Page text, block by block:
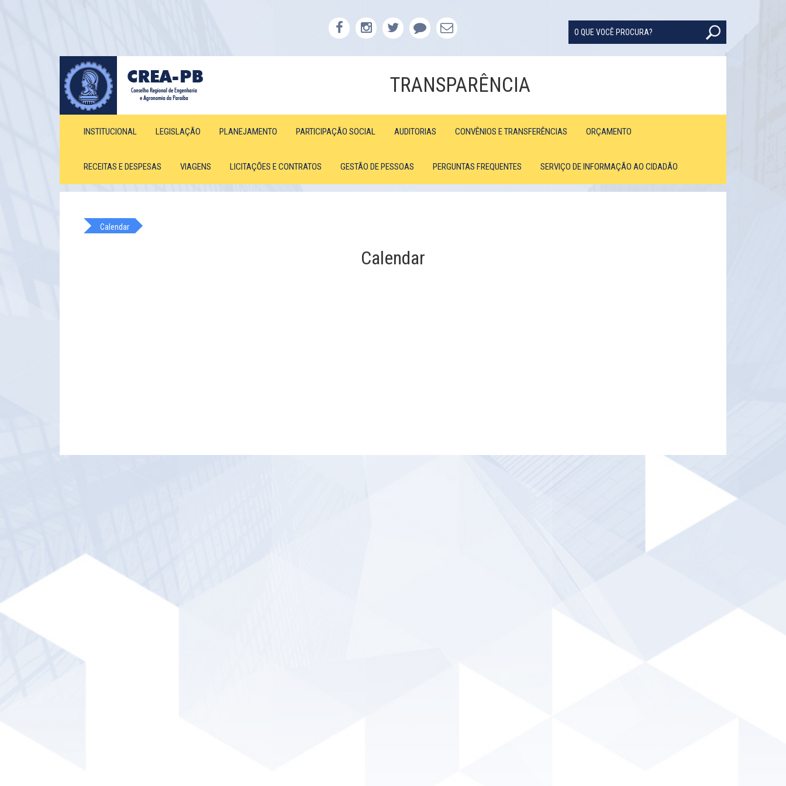
TRANSPARÊNCIA
INSTITUCIONAL LEGISLAÇÃO PLANEJAMENTO PARTICIPAÇÃO SOCIAL AUDITORIAS CONVÊNIOS E TRANSFERÊNCIAS ORÇAMENTO
RECEITAS E DESPESAS VIAGENS LICITAÇÕES E CONTRATOS GESTÃO DE PESSOAS PERGUNTAS FREQUENTES SERVIÇO DE INFORMAÇÃO AO CIDADÃO
Calendar
Calendar